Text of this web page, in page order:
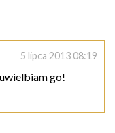
5 lipca 2013 08:19
go!